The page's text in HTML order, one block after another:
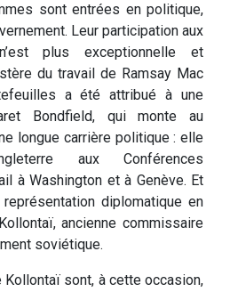
sont entrées en politique,
Leur participation aux
plus exceptionnelle et
du travail de Ramsay Mac
a été attribué à une
Bondfield, qui monte au
longue carrière politique : elle
aux Conférences
à Washington et à Genève. Et
diplomatique en
ancienne commissaire
soviétique.
sont, à cette occasion,